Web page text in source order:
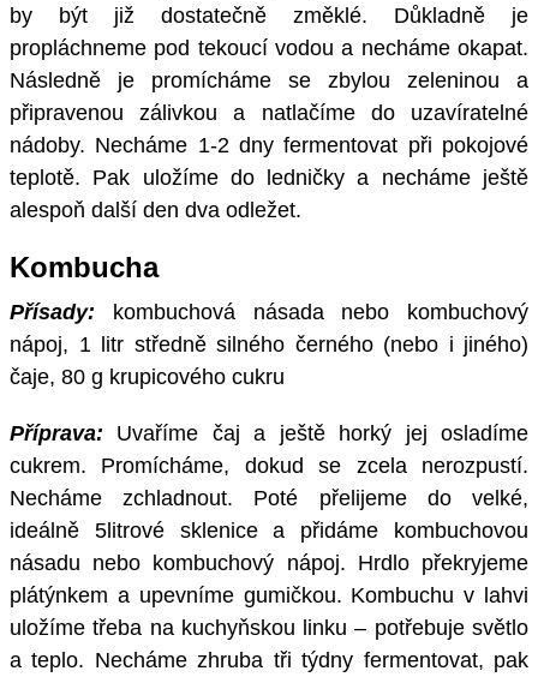
by být již dostatečně změklé. Důkladně je
propláchneme pod tekoucí vodou a necháme okapat.
Následně je promícháme se zbylou zeleninou a
připravenou zálivkou a natlačíme do uzavíratelné
nádoby. Necháme 1-2 dny fermentovat při pokojové
teplotě. Pak uložíme do ledničky a necháme ještě
alespoň další den dva odležet.
Kombucha
Přísady: kombuchová násada nebo kombuchový
nápoj, 1 litr středně silného černého (nebo i jiného)
čaje, 80 g krupicového cukru
Příprava:
Uvaříme čaj a ještě horký jej osladíme
cukrem. Promícháme, dokud se zcela nerozpustí.
Necháme zchladnout. Poté přelijeme do velké,
ideálně 5litrové sklenice a přidáme kombuchovou
násadu nebo kombuchový nápoj. Hrdlo překryjeme
plátýnkem a upevníme gumičkou. Kombuchu v lahvi
uložíme třeba na kuchyňskou linku – potřebuje světlo
a teplo. Necháme zhruba tři týdny fermentovat, pak